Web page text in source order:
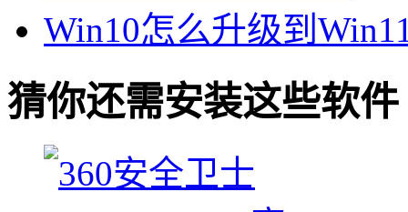
Win10怎么升级到
猜你还需安装这些软件